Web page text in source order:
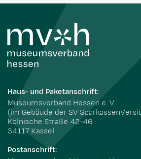
Haus- und Paketanschrift:
Museumsverband Hessen e. V.
(im Gebäude der SV
Kölnische Straße 42-46
34117 Kassel
Postanschrift: